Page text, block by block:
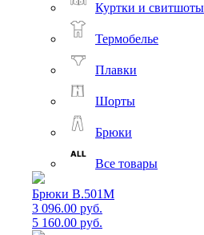
Куртки и свитшоты
Термобелье
Плавки
Шорты
Брюки
Все товары
Брюки B.501M
3 096.00 руб.
5 160.00 руб.